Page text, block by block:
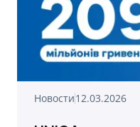
Новости12.03.2026